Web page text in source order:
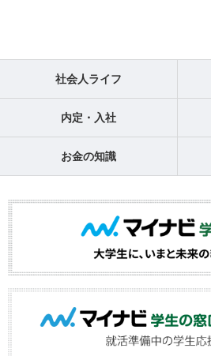
社会人ライフ
内定・入社
お金の知識